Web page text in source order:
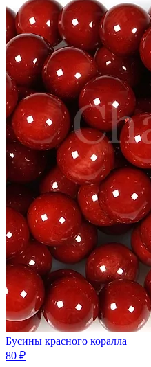
Бусины красного коралла
80 ₽